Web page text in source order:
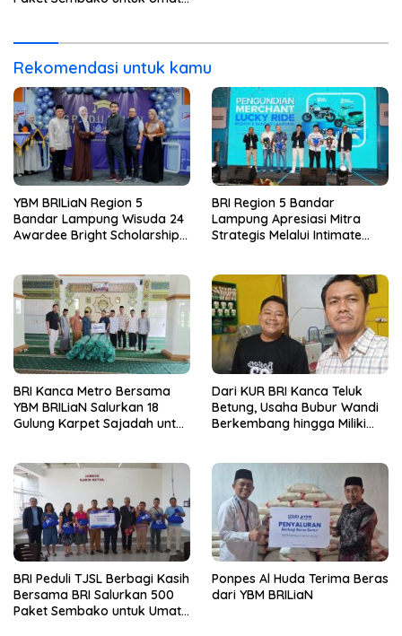
Rekomendasi untuk kamu
YBM BRILiaN Region 5
Bandar Lampung Wisuda 24
Awardee Bright Scholarship
BRI Region 5 Bandar
Lampung Apresiasi Mitra
Strategis Melalui Intimate
Ride
BRI Kanca Metro Bersama
YBM BRILiaN Salurkan 18
Gulung Karpet Sajadah untuk
Dari KUR BRI Kanca Teluk
Betung, Usaha Bubur Wandi
Berkembang hingga Miliki
BRI Peduli TJSL Berbagi Kasih
Bersama BRI Salurkan 500
Paket Sembako untuk Umat
Ponpes Al Huda Terima Beras
dari YBM BRILiaN